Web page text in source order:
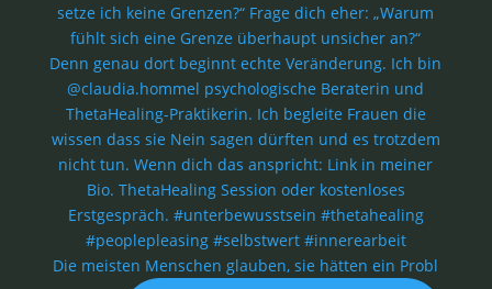
Die meisten Menschen glauben, sie hätten ein Probl